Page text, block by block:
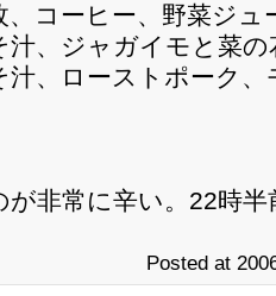
、コーヒー、野菜ジュ
汁、ジャガイモと菜
汁、ローストポーク
が非常に辛い。22時半
Posted at